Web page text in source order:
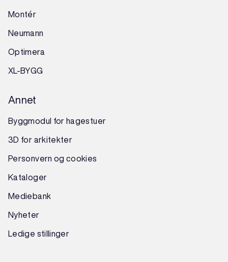
Montér
Neumann
Optimera
XL-BYGG
Annet
Byggmodul for hagestuer
3D for arkitekter
Personvern og cookies
Kataloger
Mediebank
Nyheter
Ledige stillinger